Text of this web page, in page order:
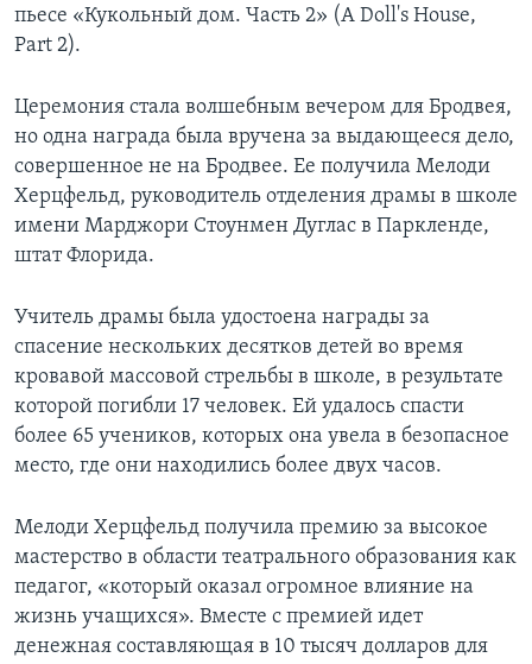
пьесе «Кукольный дом. Часть 2» (A Doll's House,
Part 2).
Церемония стала волшебным вечером для Бродвея,
но одна награда была вручена за выдающееся дело,
совершенное не на Бродвее. Ее получила Мелоди
Херцфельд, руководитель отделения драмы в школе
имени Марджори Стоунмен Дуглас в Паркленде,
штат Флорида.
Учитель драмы была удостоена награды за
спасение нескольких десятков детей во время
кровавой массовой стрельбы в школе, в результате
которой погибли 17 человек. Ей удалось спасти
более 65 учеников, которых она увела в безопасное
место, где они находились более двух часов.
Мелоди Херцфельд получила премию за высокое
мастерство в области театрального образования как
педагог, «который оказал огромное влияние на
жизнь учащихся». Вместе с премией идет
денежная составляющая в 10 тысяч долларов для